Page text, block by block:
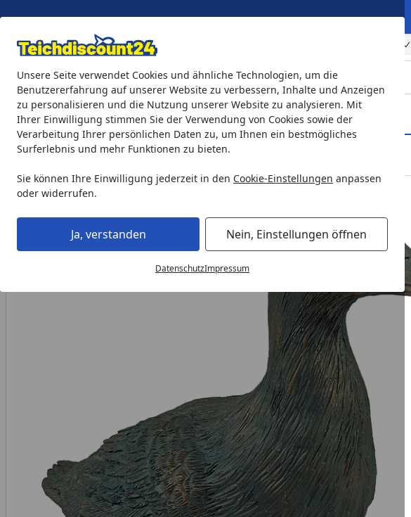
Unsere Seite verwendet Cookies und ähnliche Technologien, um die
Benutzererfahrung auf unserer Website zu verbessern, Inhalte und Anzeigen
zu personalisieren und die Nutzung unserer Website zu analysieren. Mit
Ihrer Einwilligung stimmen Sie der Verwendung von Cookies sowie der
Verarbeitung Ihrer persönlichen Daten zu, um Ihnen ein bestmögliches
Surferlebnis und mehr Funktionen zu bieten.
Sie können Ihre Einwilligung jederzeit in den Cookie-Einstellungen anpassen
oder widerrufen.
Ja, verstanden Nein, Einstellungen öffnen
DatenschutzImpressum
Eigene Montage-Teams
Teichprodukte Aquaristik Söll Teichpflege & Fischfutter
Ubbink Wasserspeier Ente